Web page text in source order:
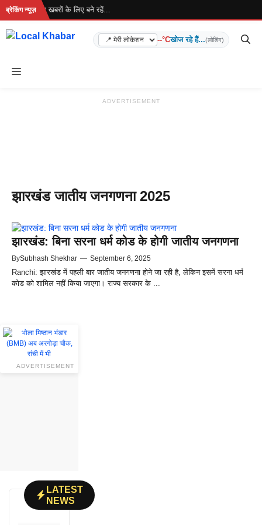
Skip
content
ब्रेकिंग न्यूज़
रहा है... ताज़ा खबरों के लिए बने रहें...
--°Cखोज रहे हैं...(लोडिंग)
Menu
ADVERTISEMENT
झारखंड जातीय जनगणना 2025
झारखंड: बिना सरना धर्म कोड के होगी जातीय जनगणना
BySubhash Shekhar — September 6, 2025
Ranchi: झारखंड में पहली बार जातीय जनगणना होने जा रही है, लेकिन इसमें सरना धर्म
कोड को शामिल नहीं किया जाएगा। राज्य सरकार के ...
ADVERTISEMENT
LATEST
NEWS